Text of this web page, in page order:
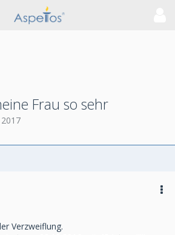
Frau so sehr
Verzweiflung.